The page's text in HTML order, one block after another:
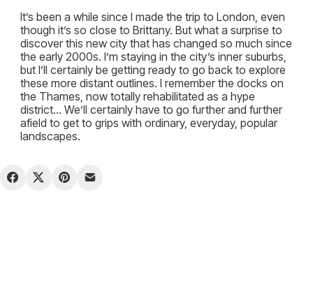
It’s been a while since I made the trip to London, even
though it’s so close to Brittany. But what a surprise to
discover this new city that has changed so much since
the early 2000s. I’m staying in the city’s inner suburbs,
but I’ll certainly be getting ready to go back to explore
these more distant outlines. I remember the docks on
the Thames, now totally rehabilitated as a hype
district… We’ll certainly have to go further and further
afield to get to grips with ordinary, everyday, popular
landscapes.